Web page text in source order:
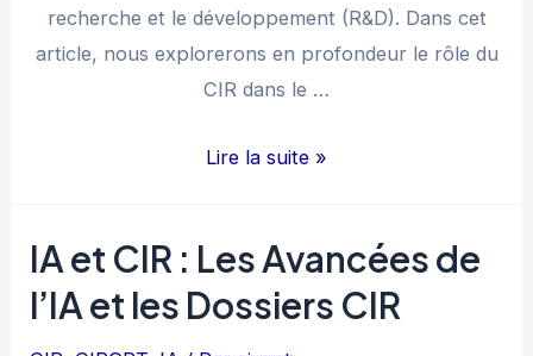
recherche et le développement (R&D). Dans cet
article, nous explorerons en profondeur le rôle du
CIR dans le …
Analyse
Un
Pilier
Lire la suite »
IA et CIR : Les Avancées de
l’IA et les Dossiers CIR